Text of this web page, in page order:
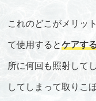
これのどこがメリッ
て使用するとケアす
所に何回も照射して
してしまって取りこ